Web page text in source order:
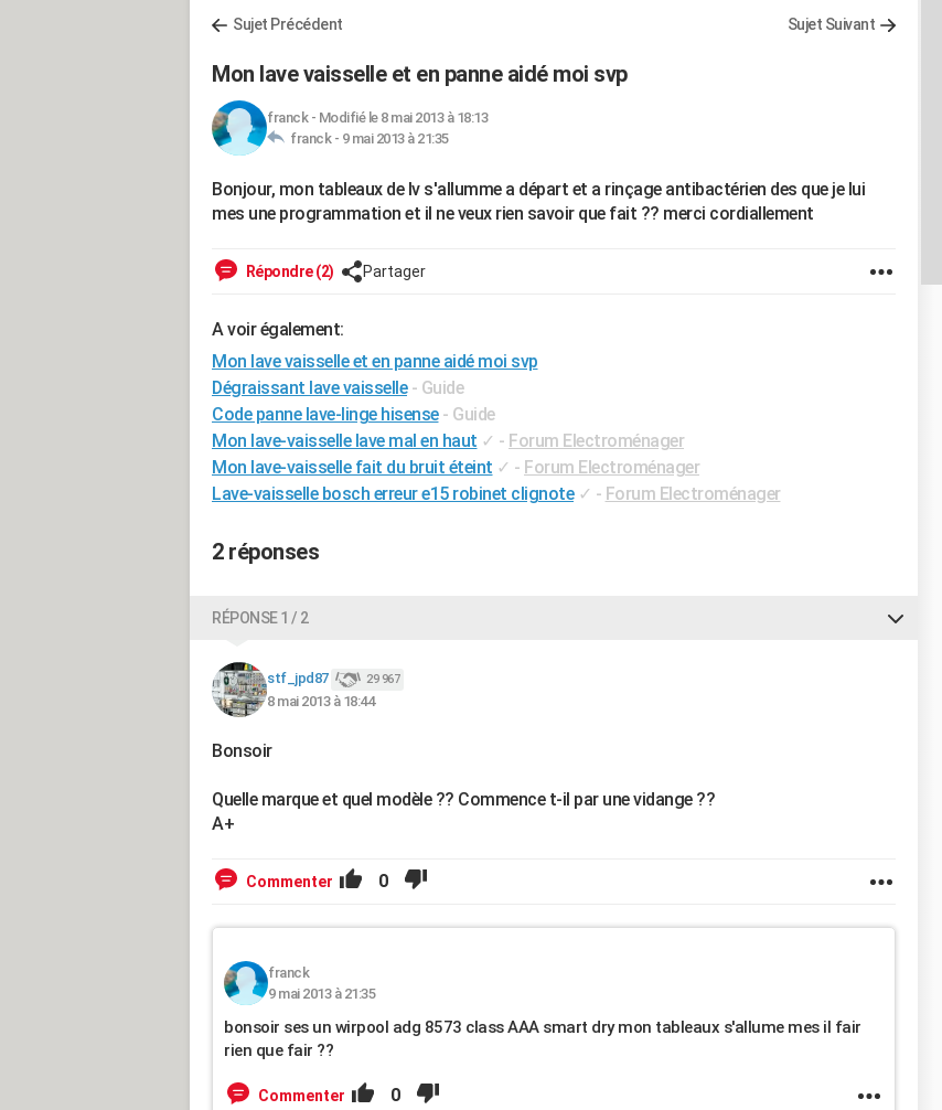
Sujet Précédent Sujet Suivant
Mon lave vaisselle et en panne aidé moi svp
franck- Modifié le 8 mai 2013 à 18:13
franck - 9 mai 2013 à 21:35
Bonjour, mon tableaux de lv s'allumme a départ et a rinçage antibactérien des que je lui
mes une programmation et il ne veux rien savoir que fait ?? merci cordiallement
Répondre (2) Partager
A voir également:
Mon lave vaisselle et en panne aidé moi svp
Dégraissant lave vaisselle - Guide
Code panne lave-linge hisense - Guide
Mon lave-vaisselle lave mal en haut ✓ - Forum Electroménager
Mon lave-vaisselle fait du bruit éteint ✓ - Forum Electroménager
Lave-vaisselle bosch erreur e15 robinet clignote ✓ - Forum Electroménager
2 réponses
RÉPONSE 1 / 2
stf_jpd87 29 967
8 mai 2013 à 18:44
Bonsoir
Quelle marque et quel modèle ?? Commence t-il par une vidange ??
A+
Commenter 0
franck
9 mai 2013 à 21:35
bonsoir ses un wirpool adg 8573 class AAA smart dry mon tableaux s'allume mes il fair
rien que fair ??
Commenter 0